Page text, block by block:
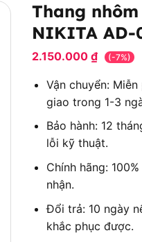
Thang
NIKITA AD-
2.150.000 ₫ (-7%)
Vận chuyển:
giao trong 1-3
Bảo hành: 12
lỗi kỹ thuật.
Chính hãng:
nhận.
Đổi trả: 10 ngày
khắc phục được.